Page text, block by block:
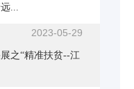
...
2023-05-29
之“精准扶贫--江